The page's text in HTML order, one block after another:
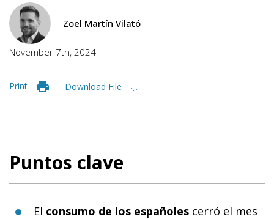
Zoel Martín Vilató
November 7th, 2024
Print Download File
Puntos clave
El consumo de los españoles cerró el mes